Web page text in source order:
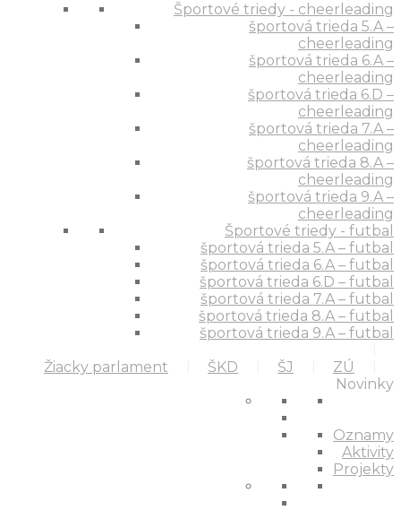
Športové triedy - cheerleading
športová trieda 5.A –
cheerleading
športová trieda 6.A –
cheerleading
športová trieda 6.D –
cheerleading
športová trieda 7.A –
cheerleading
športová trieda 8.A –
cheerleading
športová trieda 9.A –
cheerleading
Športové triedy - futbal
športová trieda 5.A – futbal
športová trieda 6.A – futbal
športová trieda 6.D – futbal
športová trieda 7.A – futbal
športová trieda 8.A – futbal
športová trieda 9.A – futbal
Žiacky parlament
ŠKD ŠJ
ZÚ
Novinky
Oznamy
Aktivity
Projekty